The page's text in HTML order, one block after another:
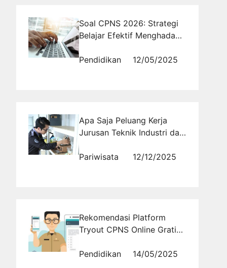
Soal CPNS 2026: Strategi
Belajar Efektif Menghadapi
Pendidikan
12/05/2025
Apa Saja Peluang Kerja
Jurusan Teknik Industri dan
Karyawan Murah?
Pariwisata 12/12/2025
Rekomendasi Platform
Tryout CPNS Online Gratis
Pendidikan
14/05/2025